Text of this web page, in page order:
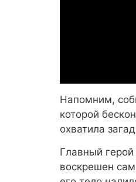
Напомним,
которой
охватила
Главный
воскрешен